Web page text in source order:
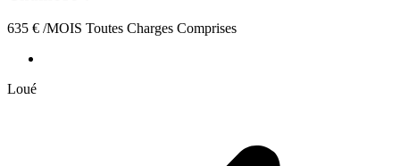
635 € /MOIS Toutes Charges Comprises
Loué